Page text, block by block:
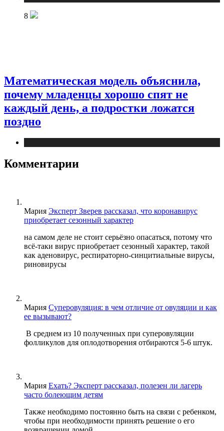
8
Математическая модель объяснила,
почему младенцы хорошо спят не
каждый день, а подростки ложатся
поздно
Комментарии
Мария Эксперт Зверев рассказал, что коронавирус
приобретает сезонный характер
на самом деле не стоит серьёзно опасаться, потому что
всё-таки вирус приобретает сезонный характер, такой
как аденовирус, респираторно-синцитиальные вирусы,
риновирусы
Мария Суперовуляция: в чем отличие от овуляции и как
ее вызывают?
В среднем из 10 полученных при суперовуляции
фолликулов для оплодотворения отбираются 5-6 штук.
Мария Ехать? Эксперт рассказал, полезен ли лагерь
часто болеющим детям
Также необходимо постоянно быть на связи с ребенком,
чтобы при необходимости принять решение о его